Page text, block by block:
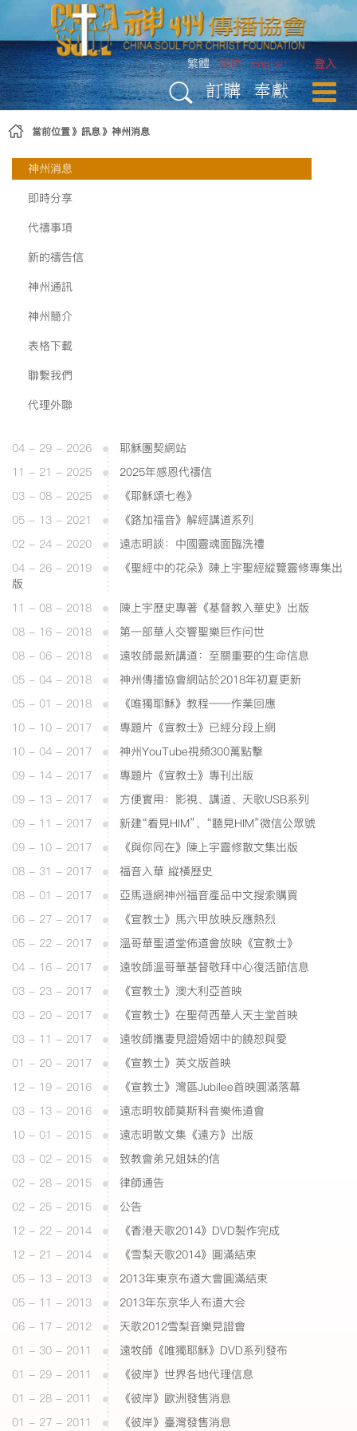
略過到內容
登入
繁體 简体 English
訂購 奉獻
當前位置 訊息 神州消息
神州消息
即時分享
代禱事項
新的禱告信
神州通訊
神州簡介
表格下載
聯繫我們
代理外聯
04 - 29 - 2026
耶穌團契網站
11 - 21 - 2025
2025年感恩代禱信
03 - 08 - 2025
《耶穌頌七卷》
05 - 13 - 2021
《路加福音》解經講道系列
02 - 24 - 2020
遠志明談：中國靈魂面臨洗禮
04 - 26 - 2019
《聖經中的花朵》陳上宇聖經縱覽靈修專集出
版
11 - 08 - 2018
陳上宇歷史專著《基督教入華史》出版
08 - 16 - 2018
第一部華人交響聖樂巨作问世
08 - 06 - 2018
遠牧師最新講道：至關重要的生命信息
05 - 04 - 2018
神州傳播協會網站於2018年初夏更新
05 - 01 - 2018
《唯獨耶穌》教程——作業回應
10 - 10 - 2017
專題片《宣教士》已經分段上網
10 - 04 - 2017
神州YouTube視頻300萬點擊
09 - 14 - 2017
專題片《宣教士》專刊出版
09 - 13 - 2017
方便實用：影視、講道、天歌USB系列
09 - 11 - 2017
新建“看見HIM”、“聽見HIM”微信公眾號
09 - 10 - 2017
《與你同在》陳上宇靈修散文集出版
08 - 31 - 2017
福音入華 縱橫歷史
08 - 01 - 2017
亞馬遜網神州福音產品中文搜索購買
06 - 27 - 2017
《宣教士》馬六甲放映反應熱烈
05 - 22 - 2017
溫哥華聖道堂佈道會放映《宣教士》
04 - 16 - 2017
遠牧師溫哥華基督敬拜中心復活節信息
03 - 23 - 2017
《宣教士》澳大利亞首映
03 - 20 - 2017
《宣教士》在聖荷西華人天主堂首映
03 - 11 - 2017
遠牧師攜妻見證婚姻中的饒恕與愛
01 - 20 - 2017
《宣教士》英文版首映
12 - 19 - 2016
《宣教士》灣區Jubilee首映圓滿落幕
03 - 13 - 2016
遠志明牧師莫斯科音樂佈道會
10 - 01 - 2015
遠志明散文集《遠方》出版
03 - 02 - 2015
致教會弟兄姐妹的信
02 - 28 - 2015
律師通告
02 - 25 - 2015
公告
12 - 22 - 2014
《香港天歌2014》DVD製作完成
12 - 21 - 2014
《雪梨天歌2014》圓滿結束
05 - 13 - 2013
2013年東京布道大會圓滿結束
05 - 11 - 2013
2013年东京华人布道大会
06 - 17 - 2012
天歌2012雪梨音樂見證會
01 - 30 - 2011
遠牧師《唯獨耶穌》DVD系列發布
01 - 29 - 2011
《彼岸》世界各地代理信息
01 - 28 - 2011
《彼岸》歐洲發售消息
01 - 27 - 2011
《彼岸》臺灣發售消息